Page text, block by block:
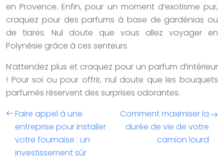
en Provence. Enfin, pour un moment d’exotisme pur,
craquez pour des parfums à base de gardénias ou
de tiares. Nul doute que vous allez voyager en
Polynésie grâce à ces senteurs.
N’attendez plus et craquez pour un parfum d’intérieur
! Pour soi ou pour offrir, nul doute que les bouquets
parfumés réservent des surprises odorantes.
Faire appel à une
entreprise pour installer
votre fournaise : un
investissement sûr
Comment maximiser la
durée de vie de votre
camion lourd